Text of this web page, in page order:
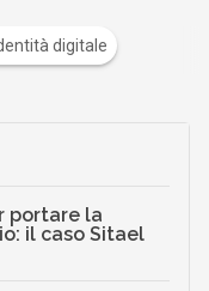
digitale
portare la
il caso Sitael